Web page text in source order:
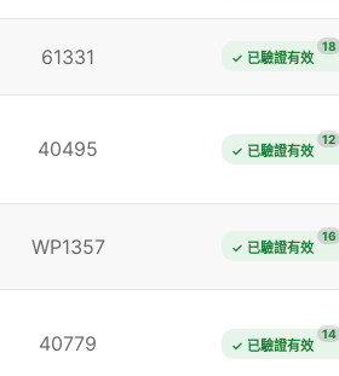
61331 ✓ 已驗證有效
18
40495 ✓ 已驗證有效
12
WP1357 ✓ 已驗證有效
16
40779 ✓ 已驗證有效
14